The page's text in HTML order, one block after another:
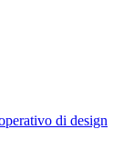
di design